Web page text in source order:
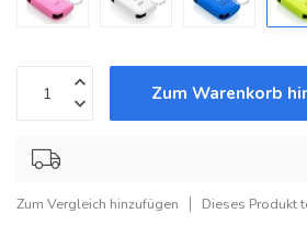
Zum Warenkorb
Zum Vergleich hinzufügen Dieses Produkt